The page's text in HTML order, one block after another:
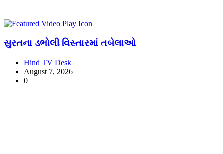
સુરતના ડભોલી વિસ્તારમાં તબેલાઓ
Hind TV Desk
August 7, 2026
0